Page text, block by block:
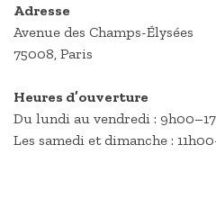
Adresse
Avenue des Champs-Élysées
75008, Paris
Heures d’ouverture
Du lundi au vendredi :
Les samedi et dimanche :